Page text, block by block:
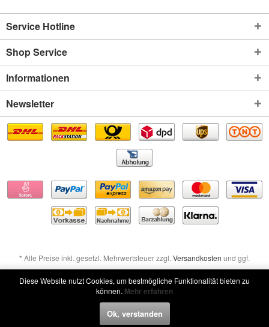
Service Hotline
Shop Service
Informationen
Newsletter
* Alle Preise inkl. gesetzl. Mehrwertsteuer zzgl. Versandkosten und ggf.
Nachnahmegebühren, wenn nicht anders beschrieben
Widerruf erklären
Diese Website nutzt Cookies, um bestmögliche Funktionalität bieten zu
können. Mehr erfahren
Ok, verstanden